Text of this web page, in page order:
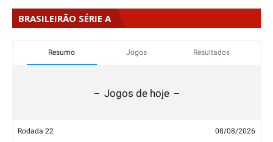
BRASILEIRÃO SÉRIE A
Resumo Jogos Resultados
Jogos de hoje
Rodada 22 08/08/2026